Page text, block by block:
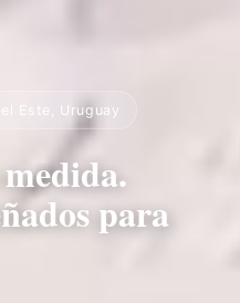
Este, Uruguay
para